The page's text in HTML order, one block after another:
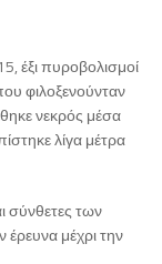
έξι πυροβολισμοί
φιλοξενούνταν
νεκρός μέσα
λίγα μέτρα
σύνθετες των
έρευνα μέχρι την